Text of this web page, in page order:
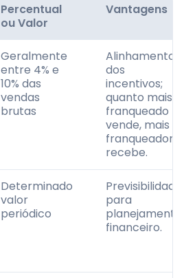
Percentual
ou Valor
Vantagens
Geralmente
entre 4% e
10% das
vendas
brutas
Alinhamento
dos
incentivos;
quanto mais o
franqueado
vende, mais o
franqueador
recebe.
Determinado
valor
periódico
Previsibilidade
para
planejamento
financeiro.